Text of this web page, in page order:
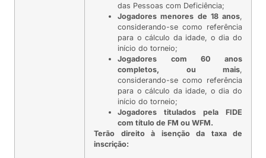
das Pessoas com Deficiência;
Jogadores menores de 18 anos
considerando-se como referência
para o cálculo da idade, o dia do
início do torneio;
Jogadores com 60 anos
completos, ou mais
considerando-se como referência
para o cálculo da idade, o dia do
início do torneio;
Jogadores titulados pela FIDE
com título de FM ou WFM.
Terão direito à isenção da taxa de
inscrição: